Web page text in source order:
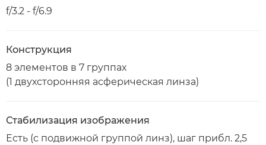
f/3.2 - f/6.9
Конструкция
8 элементов в 7 группах
(1 двухсторонняя асферическая линза)
Стабилизация изображения
Есть (с подвижной группой линз), шаг прибл. 2,5